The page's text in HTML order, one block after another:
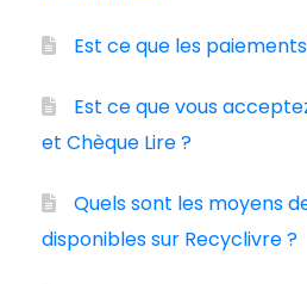
Est ce que les
Est ce que vous
et Chèque Lire ?
Quels sont les moyens
disponibles sur Recyclivre ?